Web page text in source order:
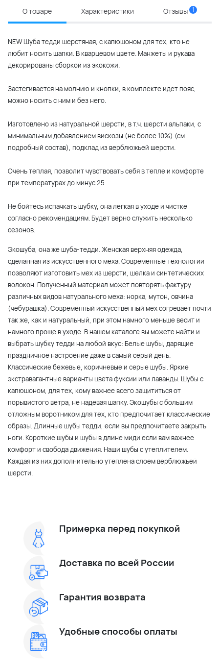
О товаре Характеристики Отзывы 1
NEW Шуба тедди шерстяная, с капюшоном для тех, кто не
любит носить шапки. В кварцевом цвете. Манжеты и рукава
декорированы сборкой из экокожи.
Застегивается на молнию и кнопки, в комплекте идет пояс,
можно носить с ним и без него.
Изготовлено из натуральной шерсти, в т.ч. шерсти альпаки, с
минимальным добавлением вискозы (не более 10%) (см
подробный состав), подклад из верблюжьей шерсти.
Очень теплая, позволит чувствовать себя в тепле и комфорте
при температурах до минус 25.
Не бойтесь испачкать шубку, она легкая в уходе и чистке
согласно рекомендациям. Будет верно служить несколько
сезонов.
Экошуба, она же шуба-тедди. Женская верхняя одежда,
сделанная из искусственного меха. Современные технологии
позволяют изготовить мех из шерсти, шелка и синтетических
волокон. Полученный материал может повторять фактуру
различных видов натурального меха: норка, мутон, овчина
(чебурашка). Современный искусственный мех согревает почти
так же, как и натуральный, при этом намного меньше весит и
намного проще в уходе. В нашем каталоге вы можете найти и
выбрать шубку тедди на любой вкус: Белые шубы, дарящие
праздничное настроение даже в самый серый день.
Классические бежевые, коричневые и серые шубы. Яркие
экстравагантные варианты цвета фуксии или лаванды. Шубы с
капюшоном, для тех, кому важнее всего защититься от
порывистого ветра, не надевая шапку. Экошубы с большим
отложным воротником для тех, кто предпочитает классические
образы. Длинные шубы тедди, если вы предпочитаете закрыть
ноги. Короткие шубы и шубы в длине миди если вам важнее
комфорт и свобода движения. Наши шубы с утеплителем.
Каждая из них дополнительно утеплена слоем верблюжьей
шерсти.
Примерка перед покупкой
Доставка по всей России
Гарантия возврата
Удобные способы оплаты